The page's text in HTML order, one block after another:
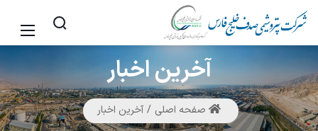
آخریناخبار
صفحه اصلی آخرین اخبار